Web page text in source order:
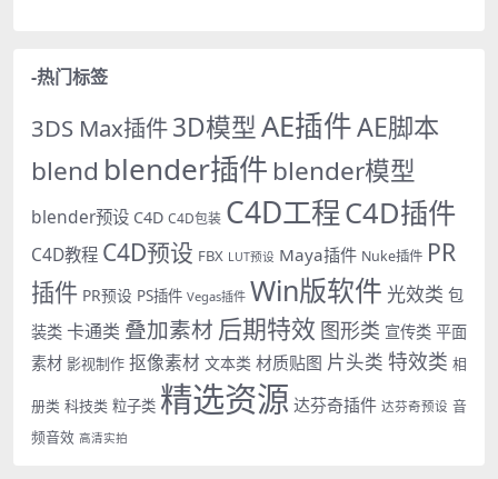
-热门标签
3DS Max插件3D模型AE插件AE脚本
blend blender插件 blender模型
blender预设 C4D C4D包装 C4D工程C4D插件
C4D教程 C4D预设 FBX LUT预设 Maya插件 Nuke插件 PR
插件 PR预设 PS插件 Vegas插件 Win版软件 光效类 包
装类 卡通类 叠加素材 后期特效 图形类 宣传类 平面
素材 影视制作 抠像素材 文本类 材质贴图 片头类 特效类 相
册类 科技类 粒子类 精选资源 达芬奇插件 达芬奇预设 音
频音效 高清实拍